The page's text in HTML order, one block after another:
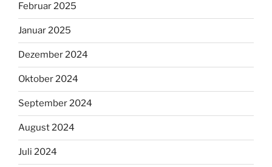
Februar 2025
Januar 2025
Dezember 2024
Oktober 2024
September 2024
August 2024
Juli 2024